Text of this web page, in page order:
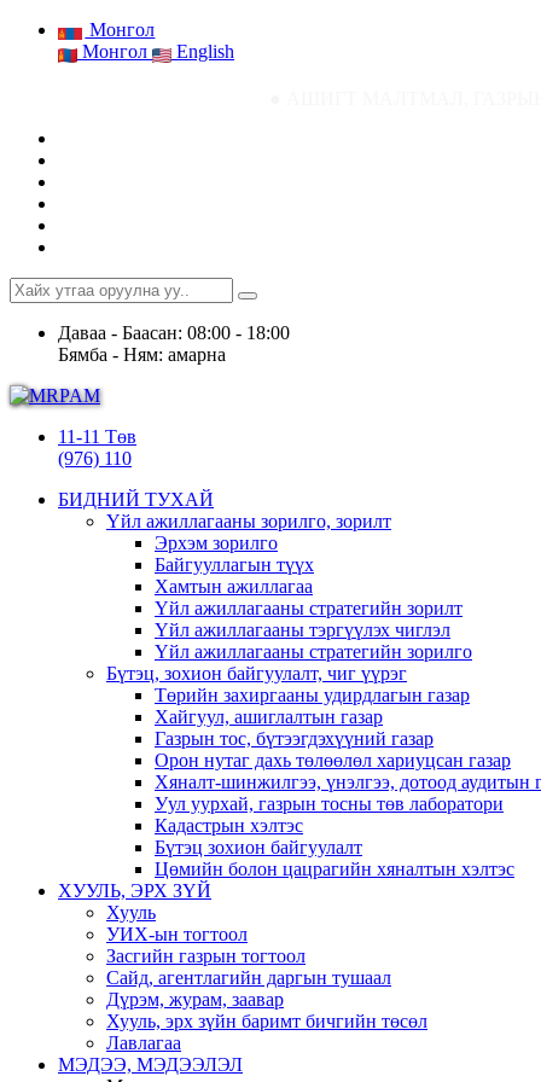
Монгол
Монгол
English
Даваа - Баасан: 08:00 - 18:00
Бямба - Ням: амарна
11-11 Төв
(976) 110
БИДНИЙ ТУХАЙ
Үйл ажиллагааны зорилго, зорилт
Эрхэм зорилго
Байгууллагын түүх
Хамтын ажиллагаа
Үйл ажиллагааны стратегийн зорилт
Үйл ажиллагааны тэргүүлэх чиглэл
Үйл ажиллагааны стратегийн зорилго
Бүтэц, зохион байгуулалт, чиг үүрэг
Төрийн захиргааны удирдлагын газар
Хайгуул, ашиглалтын газар
Газрын тос, бүтээгдэхүүний газар
Орон нутаг дахь төлөөлөл хариуцсан газар
Хяналт-шинжилгээ, үнэлгээ, дотоод аудитын
Уул уурхай, газрын тосны төв лаборатори
Кадастрын хэлтэс
Бүтэц зохион байгуулалт
Цөмийн болон цацрагийн хяналтын хэлтэс
ХУУЛЬ, ЭРХ ЗҮЙ
Хууль
УИХ-ын тогтоол
Засгийн газрын тогтоол
Сайд, агентлагийн даргын тушаал
Дүрэм, журам, заавар
Хууль, эрх зүйн баримт бичгийн төсөл
Лавлагаа
МЭДЭЭ, МЭДЭЭЛЭЛ